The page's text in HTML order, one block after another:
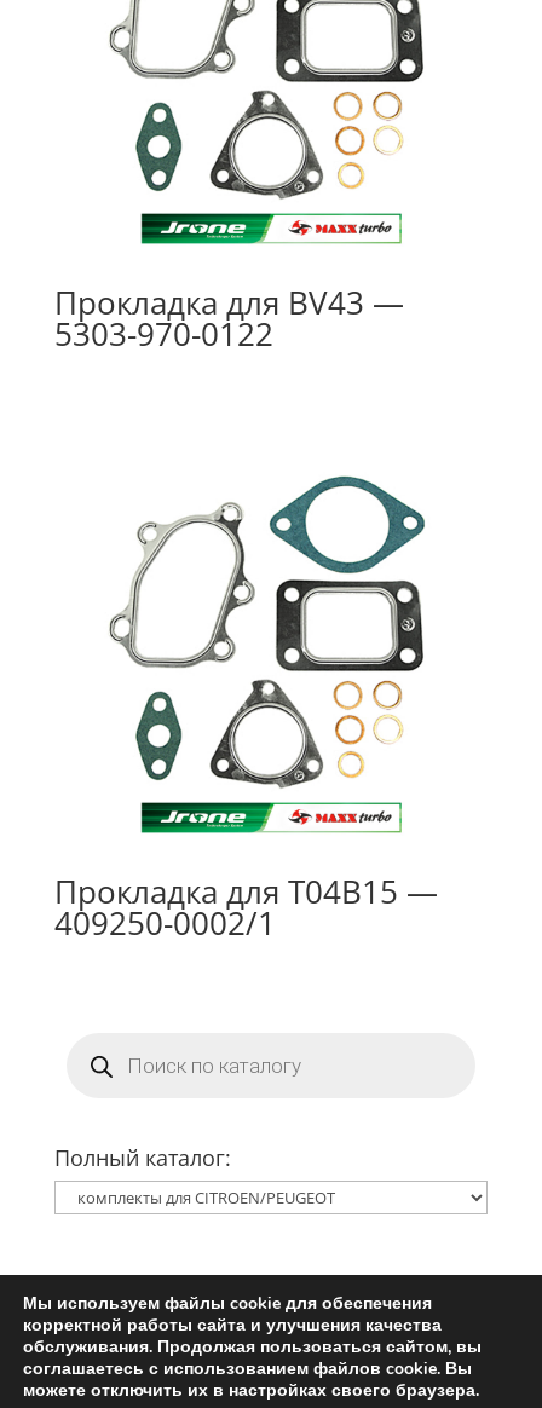
Прокладка для BV43 —
5303-970-0122
Прокладка для T04B15 —
409250-0002/1
товаров
Полный каталог:
Главная
Ремкомплект турбины
Запчасти для турбин
Пользовательское соглашение
Политика конфиденциальности
Мы используем файлы cookie для обеспечения
корректной работы сайта и улучшения качества
обслуживания. Продолжая пользоваться сайтом, вы
соглашаетесь с использованием файлов cookie. Вы
можете отключить их в настройках своего браузера.